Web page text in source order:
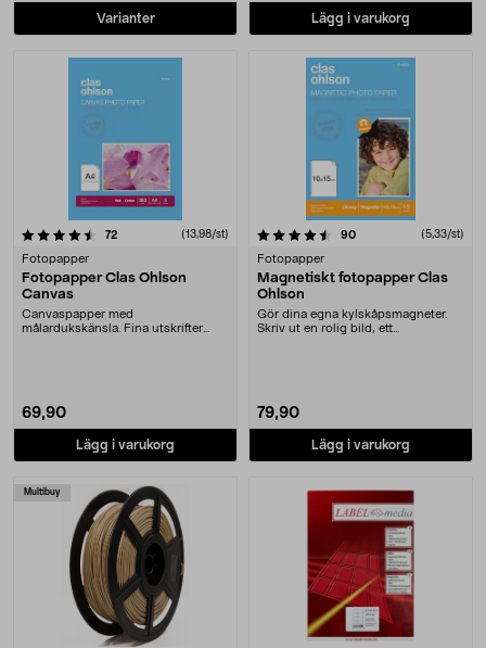
Varianter Lägg i varukorg
72recensioner (13,98/st)
Fotopapper
Fotopapper Clas Ohlson
Canvas
Canvaspapper med
målardukskänsla. Fina utskrifter
69,90
Lägg i varukorg
4.5 av 5 stjärnor 90recensioner (5,33/st)
Fotopapper
Magnetiskt fotopapper Clas
Ohlson
Gör dina egna kylskåpsmagneter.
Skriv ut en rolig bild, ett
79,90
Lägg i varukorg
Multibuy